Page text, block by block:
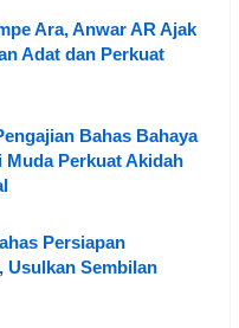
Ara, Anwar AR Ajak
Adat dan Perkuat
Bahas Bahaya
Muda Perkuat Akidah
Persiapan
Usulkan Sembilan